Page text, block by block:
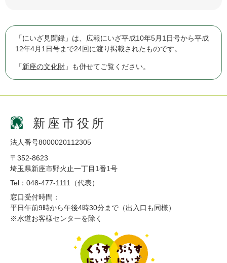
「にいざ見聞録」は、広報にいざ平成10年5月1日号から平成
12年4月1日号まで24回に渡り掲載されたものです。
「新座の文化財 」も併せてご覧ください。
新座市役所
法人番号8000020112305
〒352-8623
埼玉県新座市野火止一丁目1番1号
Tel：048-477-1111（代表）
窓口受付時間：
平日午前9時から午後4時30分まで（出入口も同様）
※水道お客様センターを除く